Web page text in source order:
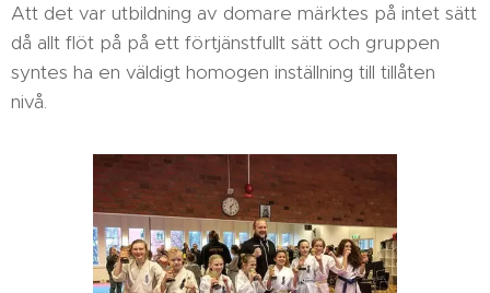
Att det var utbildning av domare märktes på intet sätt
då allt flöt på på ett förtjänstfullt sätt och gruppen
syntes ha en väldigt homogen inställning till tillåten
nivå.